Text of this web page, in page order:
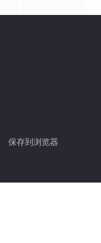
保存到浏览器